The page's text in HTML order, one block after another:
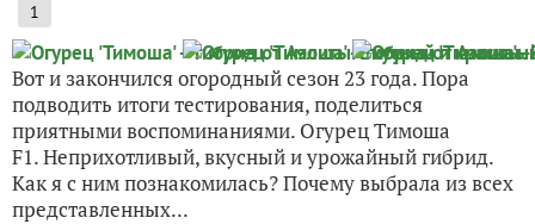
1
Вот и закончился огородный сезон 23 года. Пора
подводить итоги тестирования, поделиться
приятными воспоминаниями. Огурец Тимоша
F1. Неприхотливый, вкусный и урожайный гибрид.
Как я с ним познакомилась? Почему выбрала из всех
представленных...